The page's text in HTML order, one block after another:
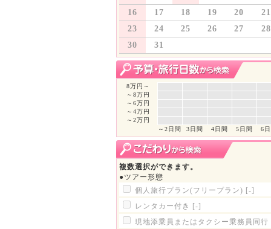
16
17 18 19 20 21
23
24 25 26 27 28
30
31
8万円～
～8万円
～6万円
～4万円
～2万円
～2日間
3日間 4日間 5日間 6
複数選択ができます。
●ツアー形態
個人旅行プラン(フリープラン) [-]
レンタカー付き
[-]
現地添乗員またはタクシー乗務員同行